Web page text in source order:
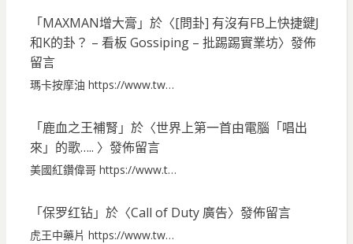
「MAXMAN增大膏 」於〈[問卦] 有沒有FB上快捷鍵J
和K的卦？ – 看板 Gossiping – 批踢踢實業坊〉發佈
留言
瑪卡按摩油 https://www.tw…
「鹿血之王補腎 」於〈世界上第一首由電腦「唱出
來」的歌….. 〉發佈留言
美國紅鑽偉哥 https://www.t…
「保罗红钻」於〈Call of Duty 廣告〉發佈留言
虎王中藥片 https://www.tw…